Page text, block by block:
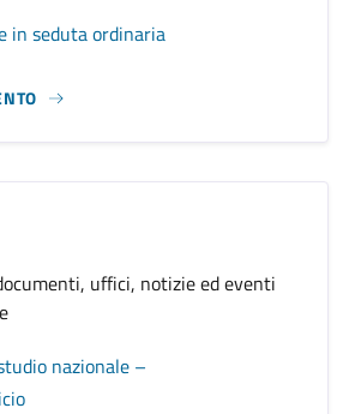
in seduta ordinaria
uffici, notizie ed eventi
nazionale –